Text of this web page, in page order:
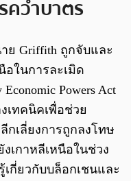
คว่ำบาตร
ย Griffith ถูกจับและ
ในการละเมิด
Powers Act
เทคนิคเพื่อช่วย
กเลี่ยงการถูกลงโทษ
เกาหลีเหนือในช่วง
กี่ยวกับบล็อกเชนและ